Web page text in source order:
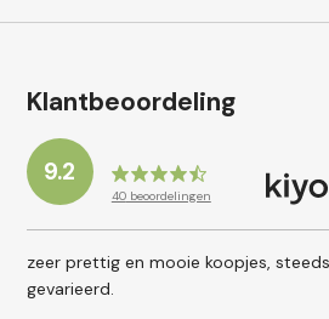
Klantbeoordeling
9.2
40beoordelingen
zeer prettig en mooie koopjes, steeds
gevarieerd.